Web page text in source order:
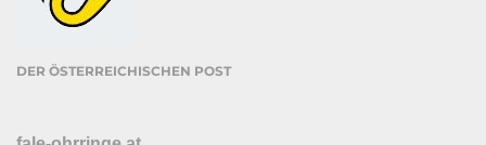
DER ÖSTERREICHISCHEN POST